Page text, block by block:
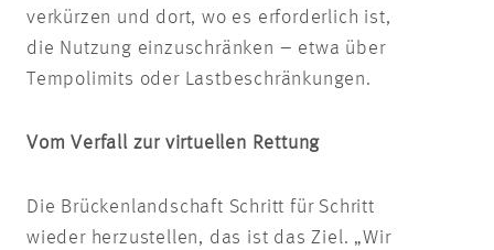
verkürzen und dort, wo es erforderlich ist,
die Nutzung einzuschränken – etwa über
Tempolimits oder Lastbeschränkungen.
Vom Verfall zur virtuellen Rettung
Die Brückenlandschaft Schritt für Schritt
wieder herzustellen, das ist das Ziel. „Wir